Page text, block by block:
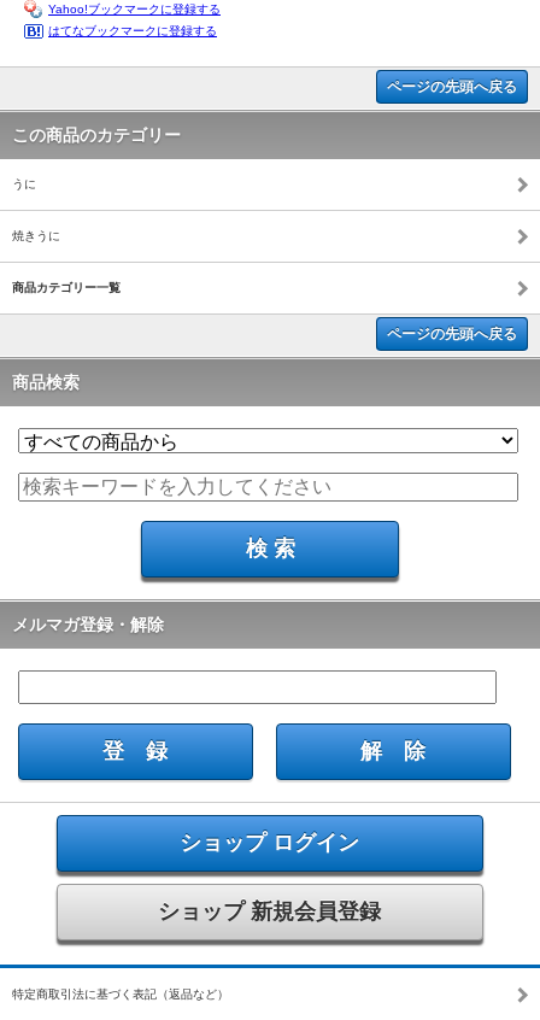
Yahoo!ブックマークに登録する
はてなブックマークに登録する
ページの先頭へ戻る
この商品のカテゴリー
うに
焼きうに
商品カテゴリー一覧
ページの先頭へ戻る
商品検索
メルマガ登録・解除
ショップ ログイン
ショップ 新規会員登録
特定商取引法に基づく表記（返品など）